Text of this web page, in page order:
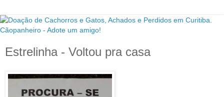
Estrelinha - Voltou pra casa